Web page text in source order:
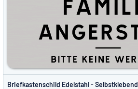
Briefkastenschild Edelstahl - Selbstklebend